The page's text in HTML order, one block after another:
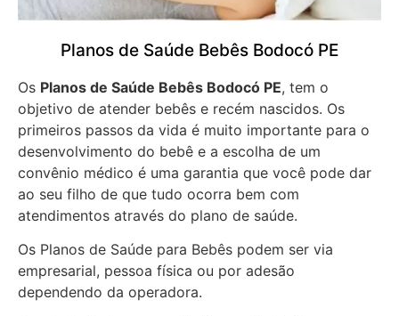
Planos de Saúde Bebês Bodocó PE
Os Planos de Saúde Bebês Bodocó PE, tem o
objetivo de atender bebês e recém nascidos. Os
primeiros passos da vida é muito importante para o
desenvolvimento do bebê e a escolha de um
convênio médico é uma garantia que você pode dar
ao seu filho de que tudo ocorra bem com
atendimentos através do plano de saúde.
Os Planos de Saúde para Bebês podem ser via
empresarial, pessoa física ou por adesão
dependendo da operadora.